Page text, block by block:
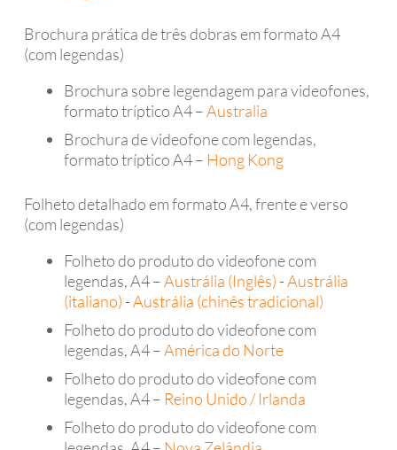
Brochura prática de três dobras em formato A4
(com legendas)
Brochura sobre legendagem para videofones,
formato tríptico A4 –Australia
Brochura de videofone com legendas,
formato tríptico A4 – Hong Kong
Folheto detalhado em formato A4, frente e verso
(com legendas)
Folheto do produto do videofone com
legendas, A4 –Austrália (Inglês) -Austrália
(italiano) -Austrália (chinês tradicional)
Folheto do produto do videofone com
legendas, A4 –América do Norte
Folheto do produto do videofone com
legendas, A4 – Reino Unido / Irlanda
Folheto do produto do videofone com